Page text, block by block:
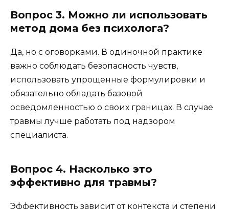
Вопрос 3. Можно ли использовать
метод дома без психолога?
Да, но с оговорками. В одиночной практике
важно соблюдать безопасность чувств,
использовать упрощенные формулировки и
обязательно обладать базовой
осведомленностью о своих границах. В случае
травмы лучше работать под надзором
специалиста.
Вопрос 4. Насколько это
эффективно для травмы?
Эффективность зависит от контекста и степени